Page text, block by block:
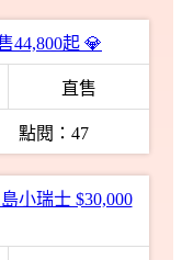
44,800起 💎
直售
點閱：47
小瑞士 $30,000